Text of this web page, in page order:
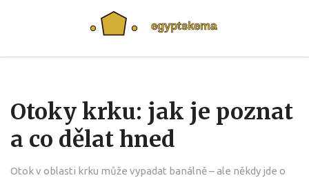
Otoky krku: jak je poznat
a co dělat hned
Otok v oblasti krku může vypadat banálně – ale někdy jde o